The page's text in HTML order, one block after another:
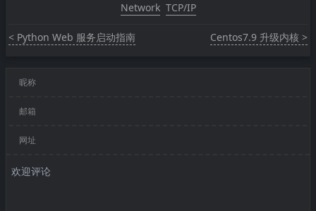
Network TCP/IP
< Python Web 服务启动指南 Centos7.9 升级内核 >
昵称
邮箱
网址